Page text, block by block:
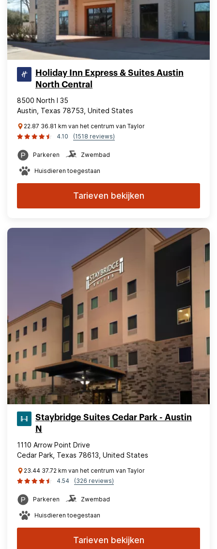
Holiday Inn Express & Suites Austin
North Central
8500 North I 35
Austin, Texas 78753, United States
22.87 36.81 km van het centrum van Taylor
4.10
(1518 reviews)
Parkeren Zwembad
Huisdieren toegestaan
Tarieven bekijken
Staybridge Suites Cedar Park - Austin
N
1110 Arrow Point Drive
Cedar Park, Texas 78613, United States
23.44 37.72 km van het centrum van Taylor
4.54
(326 reviews)
Parkeren Zwembad
Huisdieren toegestaan
Tarieven bekijken